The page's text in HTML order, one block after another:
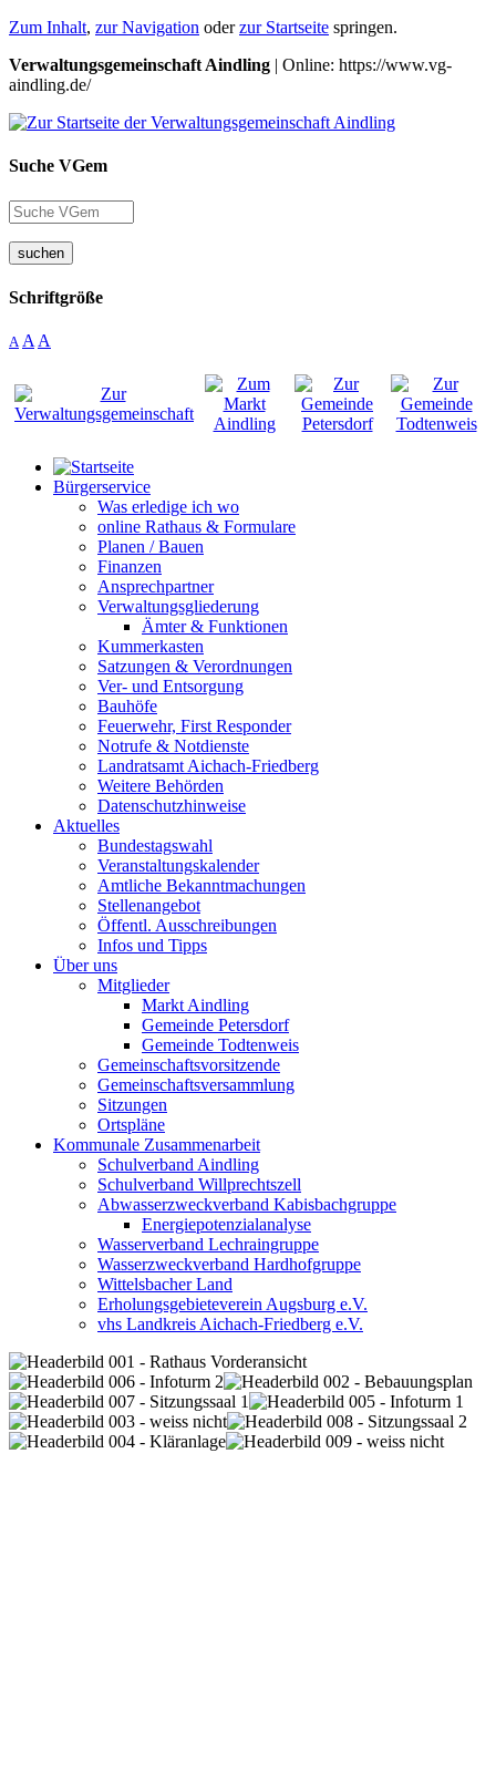
Zum Inhalt, zur Navigation oderzur Startseite springen.
Verwaltungsgemeinschaft Aindling | Online: https://www.vg-
aindling.de/
Suche VGem
suchen
Schriftgröße
A A A
Bürgerservice
Was erledige ich wo
online Rathaus & Formulare
Planen / Bauen
Finanzen
Ansprechpartner
Verwaltungsgliederung
Ämter & Funktionen
Kummerkasten
Satzungen & Verordnungen
Ver- und Entsorgung
Bauhöfe
Feuerwehr, First Responder
Notrufe & Notdienste
Landratsamt Aichach-Friedberg
Weitere Behörden
Datenschutzhinweise
Aktuelles
Bundestagswahl
Veranstaltungskalender
Amtliche Bekanntmachungen
Stellenangebot
Öffentl. Ausschreibungen
Infos und Tipps
Über uns
Mitglieder
Markt Aindling
Gemeinde Petersdorf
Gemeinde Todtenweis
Gemeinschaftsvorsitzende
Gemeinschaftsversammlung
Sitzungen
Ortspläne
Kommunale Zusammenarbeit
Schulverband Aindling
Schulverband Willprechtszell
Abwasserzweckverband Kabisbachgruppe
Energiepotenzialanalyse
Wasserverband Lechraingruppe
Wasserzweckverband Hardhofgruppe
Wittelsbacher Land
Erholungsgebieteverein Augsburg e.V.
vhs Landkreis Aichach-Friedberg e.V.